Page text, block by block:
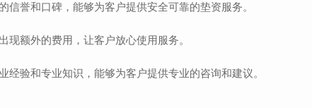
信誉和口碑，能够为客户提供安全可靠的垫资服务。
现额外的费用，让客户放心使用服务。
经验和专业知识，能够为客户提供专业的咨询和建议。